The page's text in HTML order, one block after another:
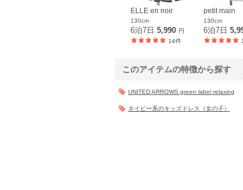
ELLE en noir
130cm
6泊7日 5,990 円
14件
petit main
130cm
6泊7日
このアイテムの特徴から探す
UNITED ARROWS green label relaxing
ネイビー系のキッズドレス（女の子）